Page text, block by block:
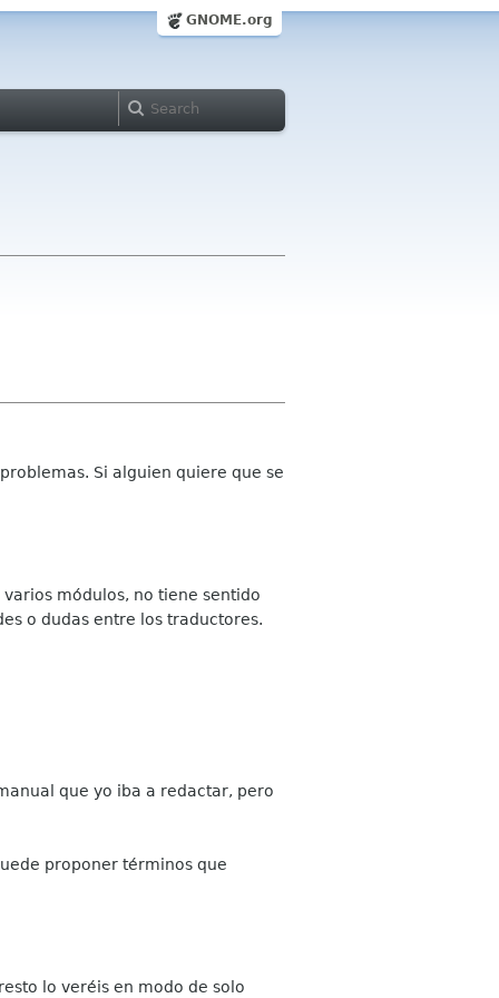
GNOME.org
Si alguien quiere que se
módulos, no tiene sentido
o dudas entre los traductores.
que yo iba a redactar, pero
proponer términos que
lo veréis en modo de solo